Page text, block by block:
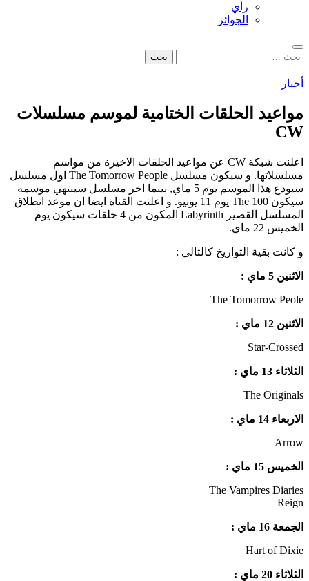
رأي
الجوائز
بحث
البحث
أخبار
مواعيد الحلقات الختامية لموسم مسلسلات
CW
اعلنت شبكة CW عن مواعيد الحلقات الاخيرة من مواسم
مسلسلاتها. و سيكون مسلسل The Tomorrow People اول مسلسل
سيودع هذا الموسم يوم 5 ماي, بينما اخر مسلسل سينتهي موسمه
سيكون The 100 يوم 11 يونيو. و اعلنت القناة ايضا ان موعد انطلاق
المسلسل القصير Labyrinth المكون من 4 حلقات سيكون يوم
الخميس 22 ماي.
و كانت بقية التواريخ كالتالي :
الاثنين 5 ماي :
The Tomorrow Peole
الاثنين 12 ماي :
Star-Crossed
الثلاثاء 13 ماي :
The Originals
الاربعاء 14 ماي :
Arrow
الخميس 15 ماي :
The Vampires Diaries
Reign
الجمعة 16 ماي :
Hart of Dixie
الثلاثاء 20 ماي :